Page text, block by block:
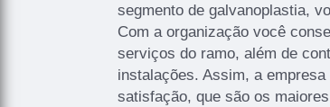
segmento de galvanoplastia,
Com a organização você
serviços do ramo, além de
instalações. Assim, a
satisfação, que são os